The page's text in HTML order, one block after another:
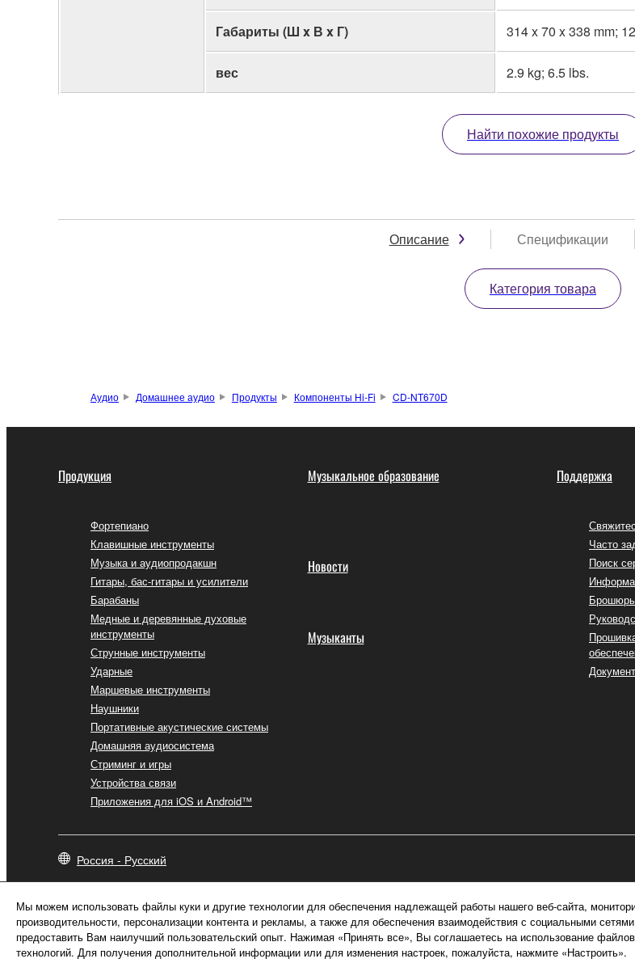
Габариты (Ш x В x Г) 314 x 70 x 338 mm;
вес 2.9 kg; 6.5 lbs.
Найти похожие продукты
Описание Спецификации
Категория товара
Аудио Домашнее аудио Продукты Компоненты Hi-Fi CD-NT670D
Продукция
Фортепиано
Клавишные инструменты
Музыка и аудиопродакшн
Гитары, бас-гитары и усилители
Барабаны
Медные и деревянные духовые
инструменты
Струнные инструменты
Ударные
Маршевые инструменты
Наушники
Портативные акустические системы
Домашняя аудиосистема
Стриминг и игры
Устройства связи
Приложения для iOS и Android™
Музыкальное образование
Новости
Музыканты
Поддержка
Часто
Поиск
Россия - Русский
Мы можем использовать файлы куки и другие технологии для обеспечения надлежащей работы нашего веб-сайта,
производительности, персонализации контента и рекламы, а также для обеспечения взаимодействия с социальными
предоставить Вам наилучший пользовательский опыт. Нажимая «Принять все», Вы соглашаетесь на использование
технологий. Для получения дополнительной информации или для изменения настроек, пожалуйста, нажмите «Настроить».